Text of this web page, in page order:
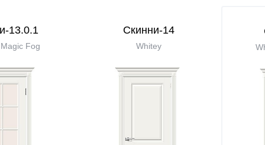
13.0.1
Fog
Скинни-14
Whitey